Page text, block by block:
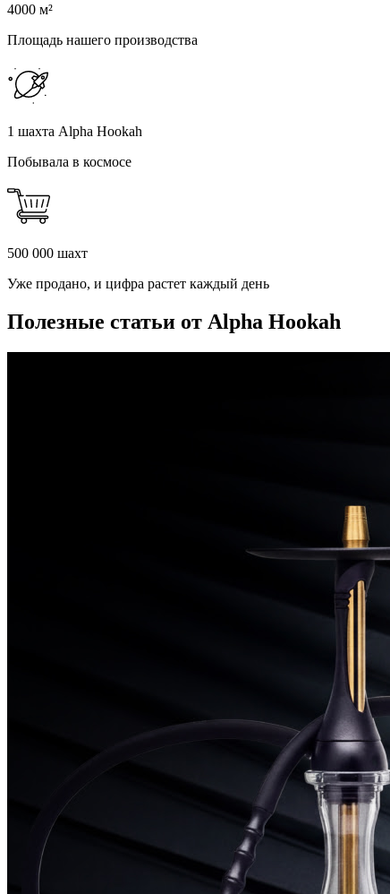
4000 м²
Площадь нашего производства
1 шахта Alpha Hookah
Побывала в космосе
500 000 шахт
Уже продано, и цифра растет каждый день
Полезные статьи от Alpha Hookah